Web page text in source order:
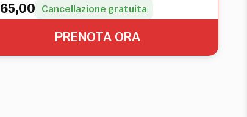
65,00 Cancellazione gratuita
PRENOTA ORA